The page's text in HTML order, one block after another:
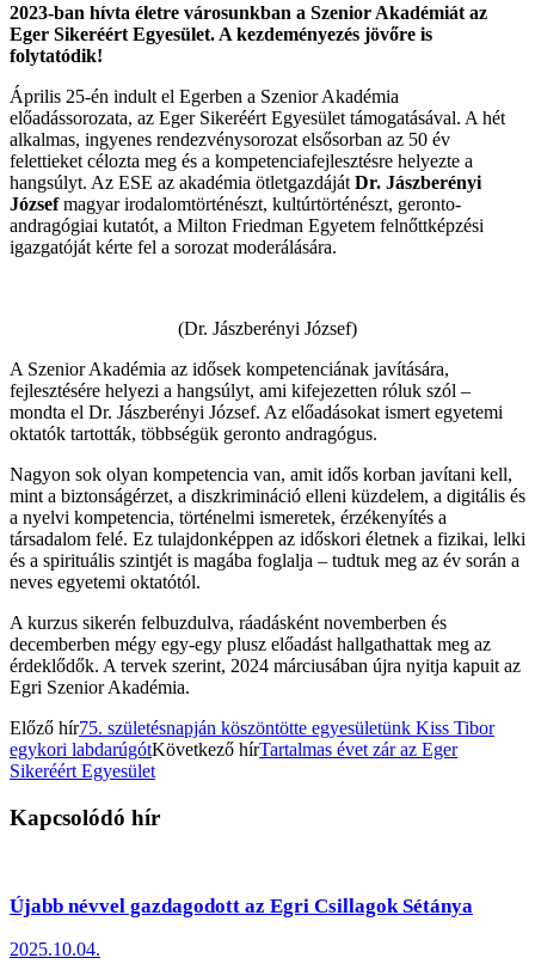
2023-ban hívta életre városunkban a Szenior Akadémiát az
Eger Sikeréért Egyesület. A kezdeményezés jövőre is
folytatódik!
Április 25-én indult el Egerben a Szenior Akadémia
előadássorozata, az Eger Sikeréért Egyesület támogatásával. A hét
alkalmas, ingyenes rendezvénysorozat elsősorban az 50 év
felettieket célozta meg és a kompetenciafejlesztésre helyezte a
hangsúlyt. Az ESE az akadémia ötletgazdáját Dr. Jászberényi
Józsefmagyar irodalomtörténészt, kultúrtörténészt, geronto-
andragógiai kutatót, a Milton Friedman Egyetem felnőttképzési
igazgatóját kérte fel a sorozat moderálására.
(Dr. Jászberényi József)
A Szenior Akadémia az idősek kompetenciának javítására,
fejlesztésére helyezi a hangsúlyt, ami kifejezetten róluk szól –
mondta el Dr. Jászberényi József. Az előadásokat ismert egyetemi
oktatók tartották, többségük geronto andragógus.
Nagyon sok olyan kompetencia van, amit idős korban javítani kell,
mint a biztonságérzet, a diszkrimináció elleni küzdelem, a digitális és
a nyelvi kompetencia, történelmi ismeretek, érzékenyítés a
társadalom felé. Ez tulajdonképpen az időskori életnek a fizikai, lelki
és a spirituális szintjét is magába foglalja – tudtuk meg az év során a
neves egyetemi oktatótól.
A kurzus sikerén felbuzdulva, ráadásként novemberben és
decemberben mégy egy-egy plusz előadást hallgathattak meg az
érdeklődők. A tervek szerint, 2024 márciusában újra nyitja kapuit az
Egri Szenior Akadémia.
Előző hír75. születésnapján köszöntötte egyesületünk Kiss Tibor
egykori labdarúgótKövetkező hírTartalmas évet zár az Eger
Sikeréért Egyesület
Kapcsolódó hír
Újabb névvel gazdagodott az Egri Csillagok Sétánya
2025.10.04.